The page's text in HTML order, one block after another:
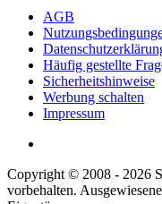
AGB
Häufig gestellte
Sicherheitshinweise
Werbung schalten
Impressum
Copyright © 2008 - 2026
vorbehalten.